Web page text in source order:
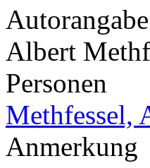
Autorangabe
Albert
Personen
Methfessel,
Anmerkung